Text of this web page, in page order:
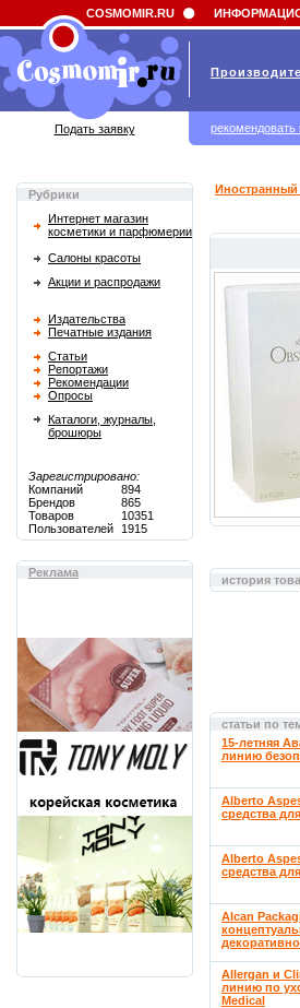
Field 'news_title' doesn't have a default value
Рубрики
Интернет магазин
косметики и парфюмерии
Салоны красоты
Акции и распродажи
Издательства
Печатные издания
Статьи
Репортажи
Рекомендации
Опросы
Каталоги, журналы,
брошюры
Зарегистрировано:
Компаний
894
Брендов
865
Товаров
10351
Пользователей
1915
Реклама
Иностранный
история
статьи по
15-летняя
линию
Alberto
средства
Alberto
средства
Alcan
Allergan и
линию по
Medical
COSMOMIR.RU
Подать заявку рекомендовать